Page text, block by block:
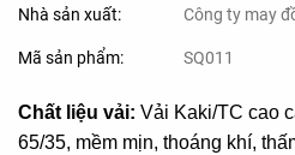
Nhà sản xuất: Công ty may
Mã sản phẩm: SQ011
Chất liệu vải: Vải Kaki/TC cao
65/35, mềm mịn, thoáng khí,